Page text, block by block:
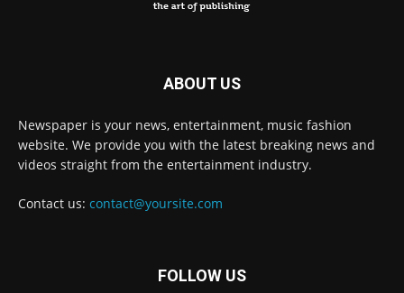
ABOUT US
Newspaper is your news, entertainment, music fashion
website. We provide you with the latest breaking news and
videos straight from the entertainment industry.
Contact us: contact@yoursite.com
FOLLOW US